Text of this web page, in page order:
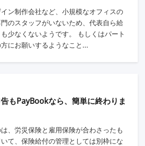
ン制作会社など、小規模なオフィスの
のスタッフがいないため、代表自ら給
少なくないようです。 もしくはパート
にお願いするようなこと...
もPayBookなら、簡単に終わりま
、労災保険と雇用保険が合わさったも
て、保険給付の管理としては別枠にな